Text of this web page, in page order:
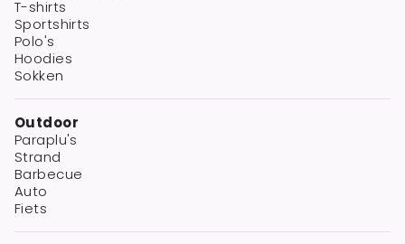
T-shirts
Sportshirts
Polo's
Hoodies
Sokken
Outdoor
Paraplu's
Strand
Barbecue
Auto
Fiets